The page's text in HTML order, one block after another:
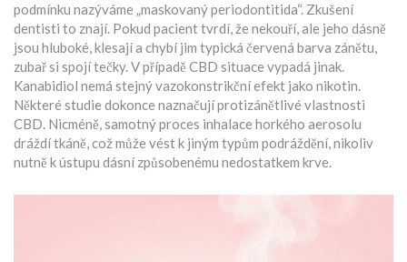
podmínku nazýváme „maskovaný periodontitida“. Zkušení
dentisti to znají. Pokud pacient tvrdí, že nekouří, ale jeho dásně
jsou hluboké, klesají a chybí jim typická červená barva zánětu,
zubař si spojí tečky. V případě CBD situace vypadá jinak.
Kanabidiol nemá stejný vazokonstrikční efekt jako nikotin.
Některé studie dokonce naznačují protizánětlivé vlastnosti
CBD. Nicméně, samotný proces inhalace horkého aerosolu
dráždí tkáně, což může vést k jiným typům podráždění, nikoliv
nutně k ústupu dásní způsobenému nedostatkem krve.